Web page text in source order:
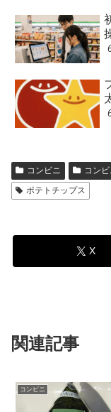
コンビニ コン
ポテトチップス
X
関連記事
コンビニ